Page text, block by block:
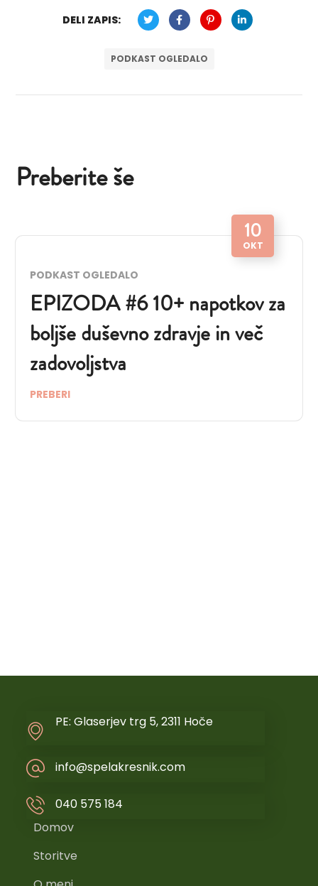
DELI ZAPIS:
PODKAST OGLEDALO
Preberite še
10
OKT
PODKAST OGLEDALO
EPIZODA #6 10+ napotkov za
boljše duševno zdravje in več
zadovoljstva
PREBERI
PE: Glaserjev trg 5, 2311 Hoče
info@spelakresnik.com
040 575 184
Domov
Storitve